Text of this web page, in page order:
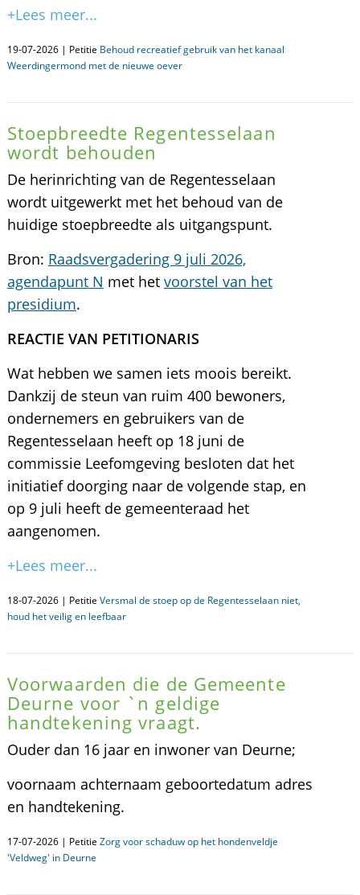
+Lees meer...
19-07-2026 | Petitie Behoud recreatief gebruik van het kanaal
Weerdingermond met de nieuwe oever
Stoepbreedte Regentesselaan
wordt behouden
De herinrichting van de Regentesselaan
wordt uitgewerkt met het behoud van de
huidige stoepbreedte als uitgangspunt.
Bron: Raadsvergadering 9 juli 2026,
agendapunt N met het voorstel van het
presidium.
REACTIE VAN PETITIONARIS
Wat hebben we samen iets moois bereikt.
Dankzij de steun van ruim 400 bewoners,
ondernemers en gebruikers van de
Regentesselaan heeft op 18 juni de
commissie Leefomgeving besloten dat het
initiatief doorging naar de volgende stap, en
op 9 juli heeft de gemeenteraad het
aangenomen.
+Lees meer...
18-07-2026 | Petitie Versmal de stoep op de Regentesselaan niet,
houd het veilig en leefbaar
Voorwaarden die de Gemeente
Deurne voor `n geldige
handtekening vraagt.
Ouder dan 16 jaar en inwoner van Deurne;
voornaam achternaam geboortedatum adres
en handtekening.
17-07-2026 | Petitie Zorg voor schaduw op het hondenveldje
'Veldweg' in Deurne